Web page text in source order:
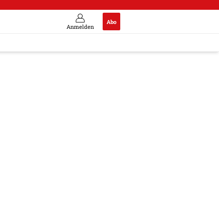
Anmelden
Abo